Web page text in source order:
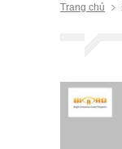
Trang chủ